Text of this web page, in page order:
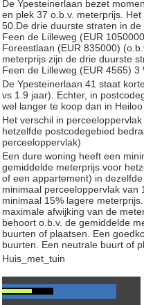
De Ypesteinerlaan bezet
en plek 37 o.b.v. meterprijs.
50.De drie duurste straten in
Feen de Lilleweg (EUR
Foreestlaan (EUR 835000)
meterprijs zijn de drie duurste
Feen de Lilleweg (EUR 4565) 3
De Ypesteinerlaan 41 staat
vs 1.9 jaar). Echter, in
wel langer te koop dan in
Het verschil in
hetzelfde postcodegebied
perceeloppervlak)
Een dure woning heeft een
gemiddelde meterprijs voor
of een appartement) in
minimaal perceeloppervlak van
minimaal 15% lagere
maximale afwijking van de
behoort o.b.v. de gemiddelde
buurten of plaatsen. Een
buurten. Een neutrale buurt of
Huis_met_tuin